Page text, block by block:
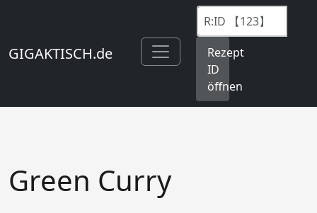
GIGAKTISCH.de
Rezept
ID
öffnen
Green Curry